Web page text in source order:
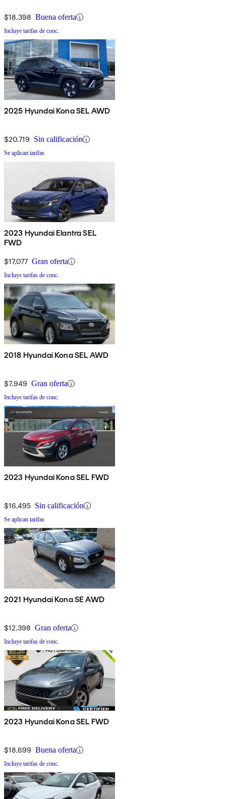
$18,398 Buena oferta
Incluye tarifas de conc.
2025 Hyundai Kona SEL AWD
$20,719 Sin calificación
Se aplican tarifas
2023 Hyundai Elantra SEL
FWD
$17,077 Gran oferta
Incluye tarifas de conc.
2018 Hyundai Kona SEL AWD
$7,949 Gran oferta
Incluye tarifas de conc.
2023 Hyundai Kona SEL FWD
$16,495 Sin calificación
Se aplican tarifas
2021 Hyundai Kona SE AWD
$12,398 Gran oferta
Incluye tarifas de conc.
2023 Hyundai Kona SEL FWD
$18,699 Buena oferta
Incluye tarifas de conc.